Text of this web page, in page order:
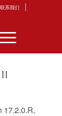
联系我们
17.2.0.R,